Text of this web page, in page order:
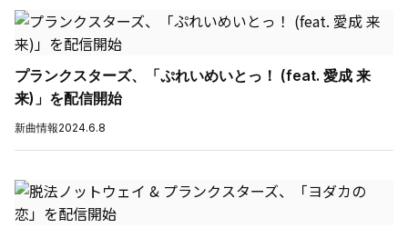
プランクスターズ、「ぷれいめいとっ！ (feat. 愛成 来
来)」を配信開始
新曲情報2024.6.8